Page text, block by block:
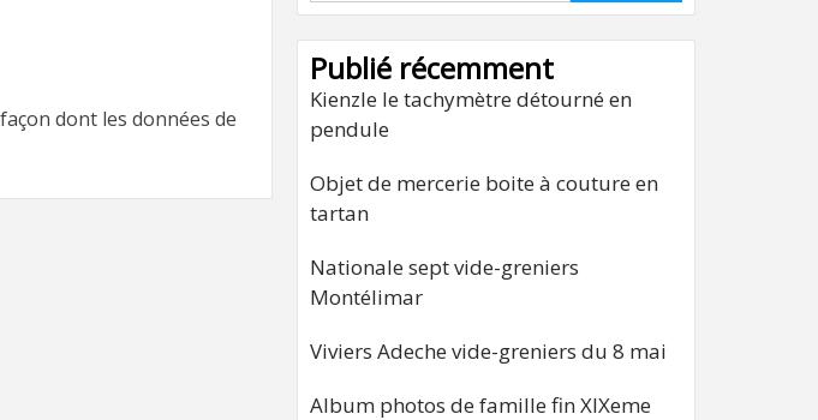
dont les données de
Publié récemment
Kienzle le tachymètre détourné en
pendule
Objet de mercerie boite à couture en
tartan
Nationale sept vide-greniers
Montélimar
Viviers Adeche vide-greniers du 8 mai
Album photos de famille fin XIXeme